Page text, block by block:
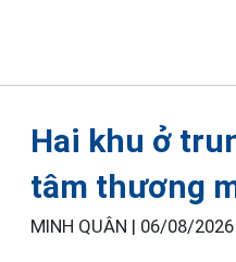
Hai khu ở
tâm thương
MINH QUÂN | 06/08/